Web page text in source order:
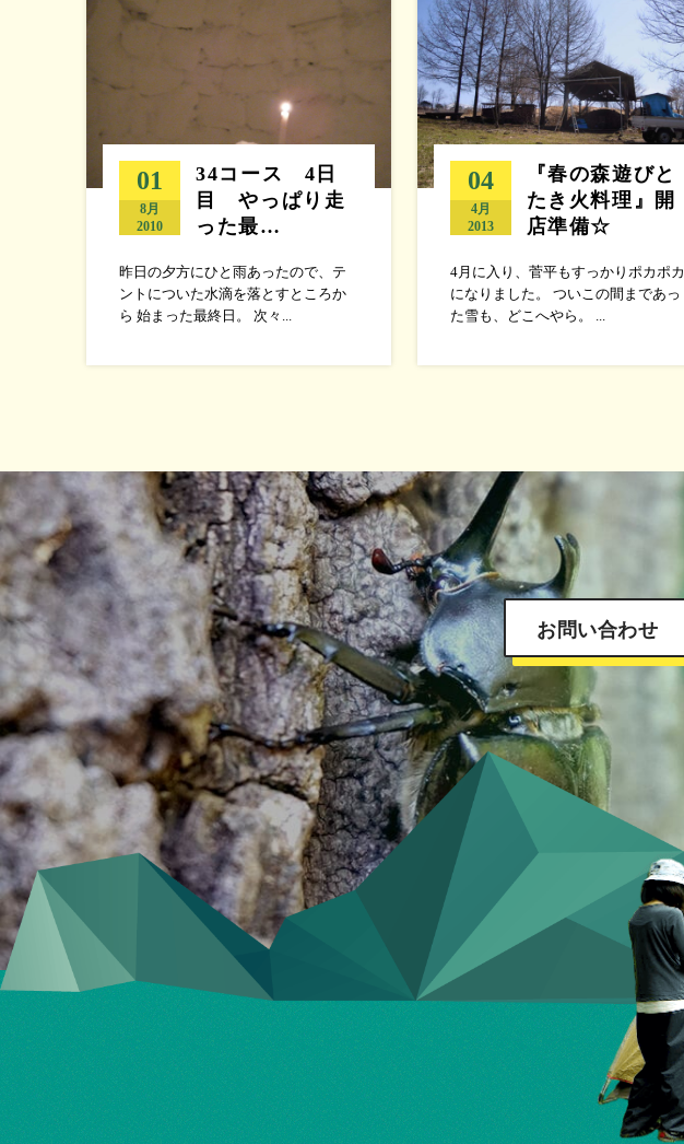
01
8月
2010
34コース 4日
目 やっぱり走
った最…
昨日の夕方にひと雨あったので、テ
ントについた水滴を落とすところか
ら 始まった最終日。 次々...
04
4月
2013
『春の森遊びと
たき火料理』開
店準備☆
4月に入り、菅平もすっかりポカポカ
になりました。 ついこの間まであっ
た雪も、どこへやら。 ...
お問い合わせ